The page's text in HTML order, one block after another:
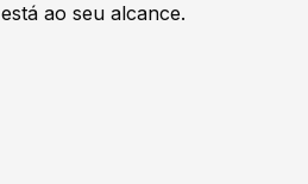
ao seu alcance.